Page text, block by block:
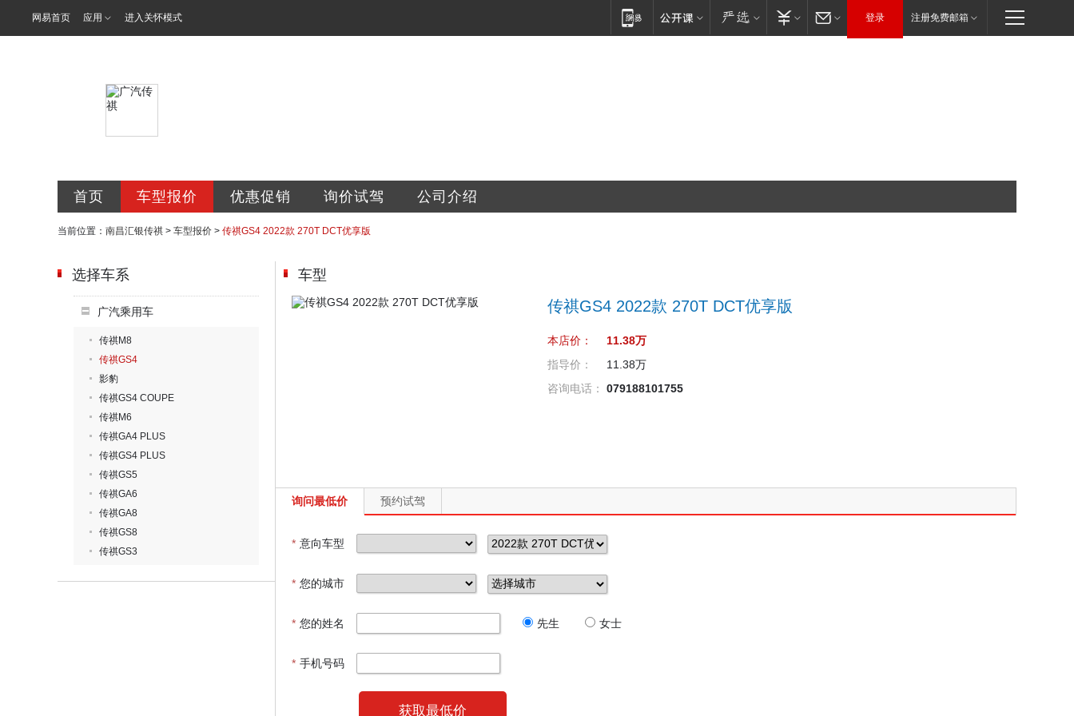
网易首页 应用 进入关怀模式 登录 注册免费邮箱
首页 车型报价 优惠促销 询价试驾 公司介绍
当前位置： 南昌汇银传祺 > 车型报价 > 传祺GS4 2022款 270T DCT优享版
选择车系
广汽乘用车
传祺M8
传祺GS4
影豹
传祺GS4 COUPE
传祺M6
传祺GA4 PLUS
传祺GS4 PLUS
传祺GS5
传祺GA6
传祺GA8
传祺GS8
传祺GS3
车型
传祺GS4 2022款 270T DCT优享版
本店价：
11.38万
指导价：
11.38万
咨询电话：
079188101755
询问最低价 预约试驾
* 意向车型
* 您的城市
* 您的姓名 先生 女士
* 手机号码
获取最低价